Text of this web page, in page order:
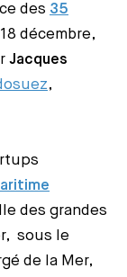
des 35
décembre,
Jacques
,
des grandes
sous le
de la Mer,